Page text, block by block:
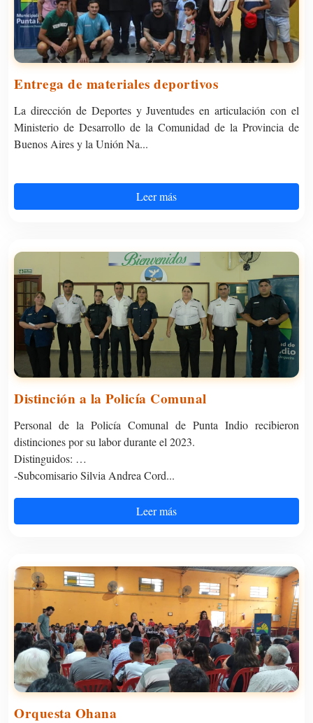
Entrega de materiales deportivos
La dirección de Deportes y Juventudes en articulación con el
Ministerio de Desarrollo de la Comunidad de la Provincia de
Buenos Aires y la Unión Na...
Leer más
Distinción a la Policía Comunal
Personal de la Policía Comunal de Punta Indio recibieron
distinciones por su labor durante el 2023.
Distinguidos:
-Subcomisario Silvia Andrea Cord...
Leer más
Orquesta Ohana